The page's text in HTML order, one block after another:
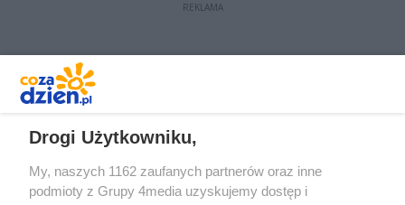
REKLAMA
Drogi Użytkowniku,
My, naszych 1162 zaufanych partnerów oraz inne
podmioty z Grupy 4media uzyskujemy dostęp i